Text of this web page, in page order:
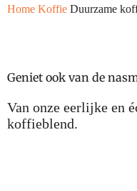
Home Koffie Duurzame
Geniet ook van de
Van onze eerlijke en
koffieblend.